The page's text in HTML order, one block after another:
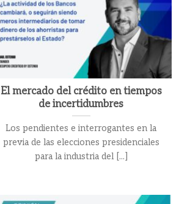
El mercado del crédito en tiempos
de incertidumbres
Los pendientes e interrogantes en la
previa de las elecciones presidenciales
para la industria del [...]